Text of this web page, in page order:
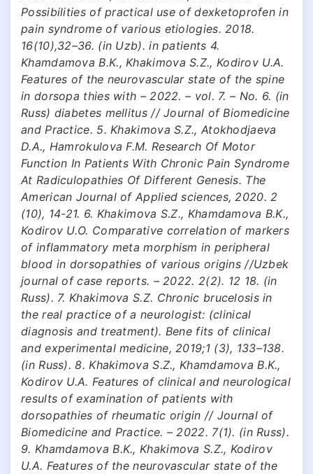
Possibilities of practical use of dexketoprofen in
pain syndrome of various etiologies. 2018.
16(10),32–36. (in Uzb). in patients 4.
Khamdamova B.K., Khakimova S.Z., Kodirov U.A.
Features of the neurovascular state of the spine
in dorsopa thies with – 2022. – vol. 7. – No. 6. (in
Russ) diabetes mellitus // Journal of Biomedicine
and Practice. 5. Khakimova S.Z., Atokhodjaeva
D.A., Hamrokulova F.M. Research Of Motor
Function In Patients With Chronic Pain Syndrome
At Radiculopathies Of Different Genesis. The
American Journal of Applied sciences, 2020. 2
(10), 14-21. 6. Khakimova S.Z., Khamdamova B.K.,
Kodirov U.O. Comparative correlation of markers
of inflammatory meta morphism in peripheral
blood in dorsopathies of various origins //Uzbek
journal of case reports. – 2022. 2(2). 12 18. (in
Russ). 7. Khakimova S.Z. Chronic brucelosis in
the real practice of a neurologist: (clinical
diagnosis and treatment). Bene fits of clinical
and experimental medicine, 2019;1 (3), 133–138.
(in Russ). 8. Khakimova S.Z., Khamdamova B.K.,
Kodirov U.A. Features of clinical and neurological
results of examination of patients with
dorsopathies of rheumatic origin // Journal of
Biomedicine and Practice. – 2022. 7(1). (in Russ).
9. Khamdamova B.K., Khakimova S.Z., Kodirov
U.A. Features of the neurovascular state of the